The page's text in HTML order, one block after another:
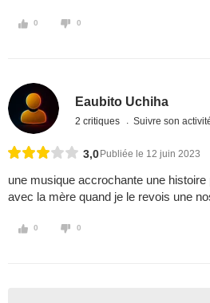
0 0
Eaubito Uchiha
2 critiques Suivre son
3,0 Publiée le 12 juin 2023
une musique accrochante une
avec la mère quand je le revois une
0 0